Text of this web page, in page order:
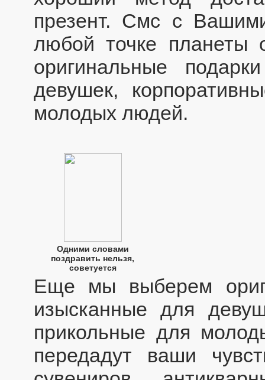
презент. Смс с
любой точке
оригинальные
девушек,
молодых людей.
Одними словами
поздравить нельзя,
советуется
Еще мы выберем
изысканные для
прикольные для
передадут ваши